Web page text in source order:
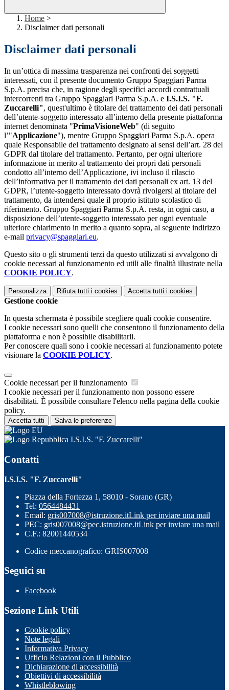
Home >
Disclaimer dati personali
Disclaimer dati personali
In un’ottica di massima trasparenza nei confronti dei soggetti
interessati, con il presente documento Gruppo Spaggiari Parma
S.p.A. precisa che, in ragione degli specifici accordi contrattuali
intercorrenti tra Gruppo Spaggiari Parma S.p.A. e I.S.I.S. "F.
Zuccarelli", quest'ultimo è titolare del trattamento dei dati personali
dell’utente-soggetto interessato all’interno della presente piattaforma
internet denominata "PrimaVisioneWeb" (di seguito
l’"Applicazione"), mentre Gruppo Spaggiari Parma S.p.A. opera
quale Responsabile del trattamento designato ai sensi dell’art. 28 del
GDPR dal titolare del trattamento. Pertanto, per ogni ulteriore
informazione in merito al trattamento dei propri dati personali
condotto all’interno dell’Applicazione, ivi incluso il rilascio
dell’informativa per il trattamento dei dati personali ex art. 13 del
GDPR, l’utente-soggetto interessato dovrà rivolgersi al titolare del
trattamento, da intendersi quale il proprio istituto scolastico di
riferimento. Gruppo Spaggiari Parma S.p.A. resta, in ogni caso, a
disposizione dell’utente-soggetto interessato per ogni eventuale
ulteriore chiarimento in merito a quanto sopra, al seguente indirizzo
e-mail privacy@spaggiari.eu.
Questo sito o gli strumenti terzi da questo utilizzati si avvalgono di
cookie necessari al funzionamento ed utili alle finalità illustrate nella
COOKIE POLICY.
Personalizza Rifiuta tutti i cookies Accetta tutti i cookies
Gestione cookie
In questa schermata è possibile scegliere quali cookie consentire.
I cookie necessari sono quelli che consentono il funzionamento della
piattaforma e non è possibile disabilitarli.
Per conoscere quali sono i cookie necessari al funzionamento potete
visionare la COOKIE POLICY.
Cookie necessari per il funzionamento
I cookie necessari per il funzionamento non possono essere
disabilitati. È possibile consultare l'elenco nella pagina della cookie
policy.
Accetta tutti Salva le preferenze
I.S.I.S. "F. Zuccarelli"
Contatti
I.S.I.S. "F. Zuccarelli"
Piazza della Fortezza 1, 58010 - Sorano (GR)
Tel: 0564484431
Email: gris007008@istruzione.itLink per inviare una mail
PEC: gris007008@pec.istruzione.itLink per inviare una mail
C.F.: 82001440534
Codice meccanografico: GRIS007008
Seguici su
Facebook
Sezione Link Utili
Cookie policy
Note legali
Informativa Privacy
Ufficio Relazioni con il Pubblico
Dichiarazione di accessibilità
Obiettivi di accessibilità
Whistleblowing